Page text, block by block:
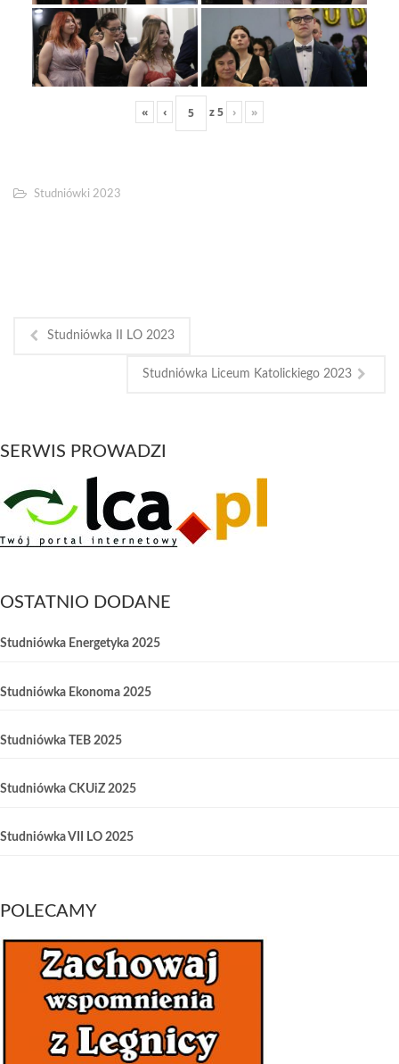
« ‹ z5 › »
Studniówki 2023
Studniówka II LO 2023
Studniówka Liceum Katolickiego 2023
SERWIS PROWADZI
OSTATNIO DODANE
Studniówka Energetyka 2025
Studniówka Ekonoma 2025
Studniówka TEB 2025
Studniówka CKUiZ 2025
Studniówka VII LO 2025
POLECAMY